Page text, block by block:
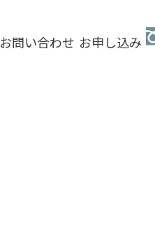
お問い合わせ お申し込み